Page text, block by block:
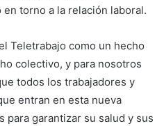
torno a la relación laboral.
Teletrabajo como un hecho
colectivo, y para nosotros
todos los trabajadores y
entran en esta nueva
para garantizar su salud y sus